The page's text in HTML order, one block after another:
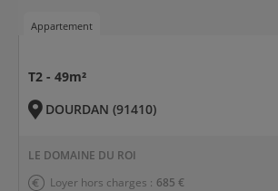
Appartement
T2 - 49m²
DOURDAN (91410)
LE DOMAINE DU ROI
Loyer hors charges : 685 €